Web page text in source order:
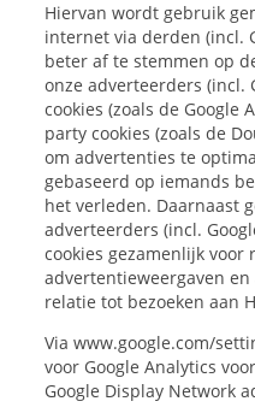
Hiervan wordt gebruik
internet via derden (incl.
beter af te stemmen op
onze adverteerders (incl.
cookies (zoals de Google
party cookies (zoals de
om advertenties te
gebaseerd op iemands
het verleden. Daarnaast
adverteerders (incl.
cookies gezamenlijk voor
advertentieweergaven
relatie tot bezoeken aan
Via www.google.com/
voor Google Analytics
Google Display Network